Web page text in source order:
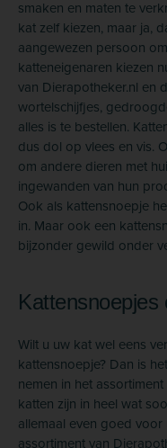
smaken en maten te
kat zelf kiezen, maar ja,
aangewezen persoon
katteneigenaren kiezen
van Dierapotheker.nl en
wortelschijfjes,
alles is te bestellen.
dus dol op vlees en vis.
om andere dieren met
ingewanden van hun
Ook als kattensnoepje
in. Maar ook een
bijzonder gewild onder
Kattensnoepjes
Wilt u uw kat wel eens
kattensnoepje? Dan is
nemen in het
katten zijn in heel wat
allemaal even goed
assortiment van